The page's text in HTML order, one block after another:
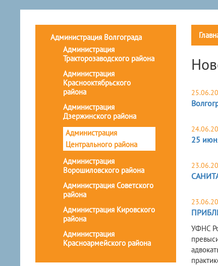
Администрация Волгограда
Администрация
Тракторозаводского района
Администрация
Краснооктябрьского
района
Администрация
Дзержинского района
Администрация
Центрального района
Администрация
Ворошиловского района
Администрация Советского
района
Администрация Кировского
района
Администрация
Красноармейского района
25
УФНС